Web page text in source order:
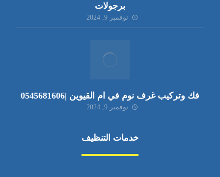
برجولات
نوفمبر 9, 2024
فك وتركيب غرف نوم في ام القيوين |0545681606
نوفمبر 9, 2024
خدمات التنظيف